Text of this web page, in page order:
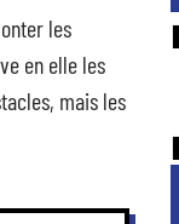
les
en elle les
mais les